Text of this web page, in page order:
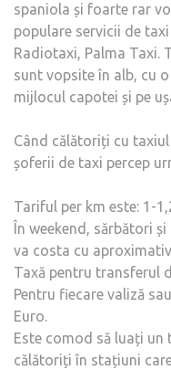
spaniola și foarte rar
populare servicii de
Radiotaxi, Palma Taxi.
sunt vopsite în alb, cu
mijlocul capotei și pe
Când călătoriți cu
șoferii de taxi percep
Tariful per km este: 1-
În weekend, sărbători
va costa cu
Taxă pentru transferul
Pentru fiecare valiză
Euro.
Este comod să luați
călătoriți în stațiuni